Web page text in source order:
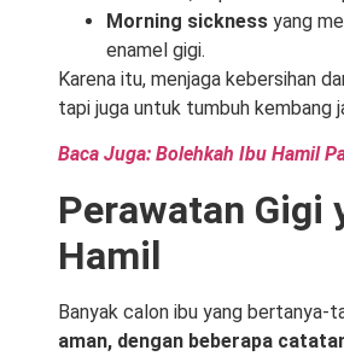
Morning sicknessyang
enamel gigi.
Karena itu, menjaga kebersihan
tapi juga untuk tumbuh kembang
Baca Juga: Bolehkah Ibu Hamil
Perawatan Gigi
Hamil
Banyak calon ibu yang bertanya-
aman, dengan beberapa